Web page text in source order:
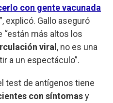
con gente vacunada
explicó. Gallo aseguró
más altos los
viral , no es una
a un espectáculo”.
test de antígenos tiene
con síntomasy